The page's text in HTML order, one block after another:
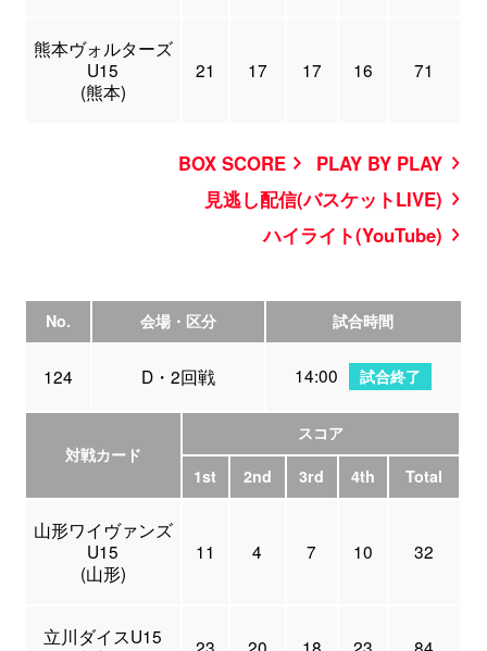
熊本ヴォルターズ
U15
(熊本)
21 17 17 16 71
BOX SCORE
PLAY BY PLAY
見逃し配信(バスケットLIVE)
ハイライト(YouTube)
No. 会場・区分 試合時間
124 D・2回戦 14:00 試合終了
対戦カード
スコア
1st
2nd 3rd 4th Total
山形ワイヴァンズ
U15
(山形)
11 4 7 10 32
立川ダイスU15